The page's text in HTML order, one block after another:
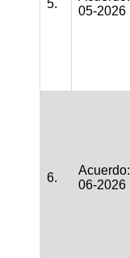
5.
05-2026
6.
Acuerdo:
06-2026